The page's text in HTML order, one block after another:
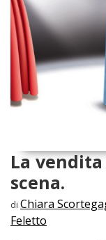
La
scena.
di Chiara
Feletto